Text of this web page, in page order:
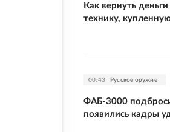
Как вернуть
технику,
00:43 Русское оружие
ФАБ-3000
появились кадры